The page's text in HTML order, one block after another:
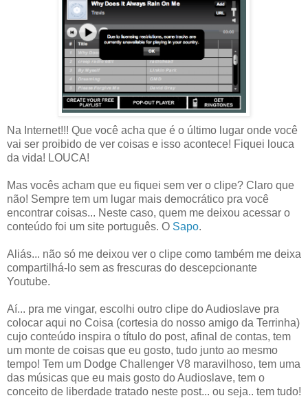
Na Internet!!! Que você acha que é o último lugar onde você
vai ser proibido de ver coisas e isso acontece! Fiquei louca
da vida! LOUCA!
Mas vocês acham que eu fiquei sem ver o clipe? Claro que
não! Sempre tem um lugar mais democrático pra você
encontrar coisas... Neste caso, quem me deixou acessar o
conteúdo foi um site português. O Sapo.
Aliás... não só me deixou ver o clipe como também me deixa
compartilhá-lo sem as frescuras do descepcionante
Youtube.
Aí... pra me vingar, escolhi outro clipe do Audioslave pra
colocar aqui no Coisa (cortesia do nosso amigo da Terrinha)
cujo conteúdo inspira o título do post, afinal de contas, tem
um monte de coisas que eu gosto, tudo junto ao mesmo
tempo! Tem um Dodge Challenger V8 maravilhoso, tem uma
das músicas que eu mais gosto do Audioslave, tem o
conceito de liberdade tratado neste post... ou seja.. tem tudo!